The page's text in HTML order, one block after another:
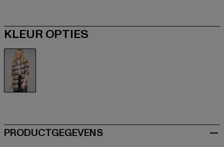
KLEUR OPTIES
PRODUCTGEGEVENS